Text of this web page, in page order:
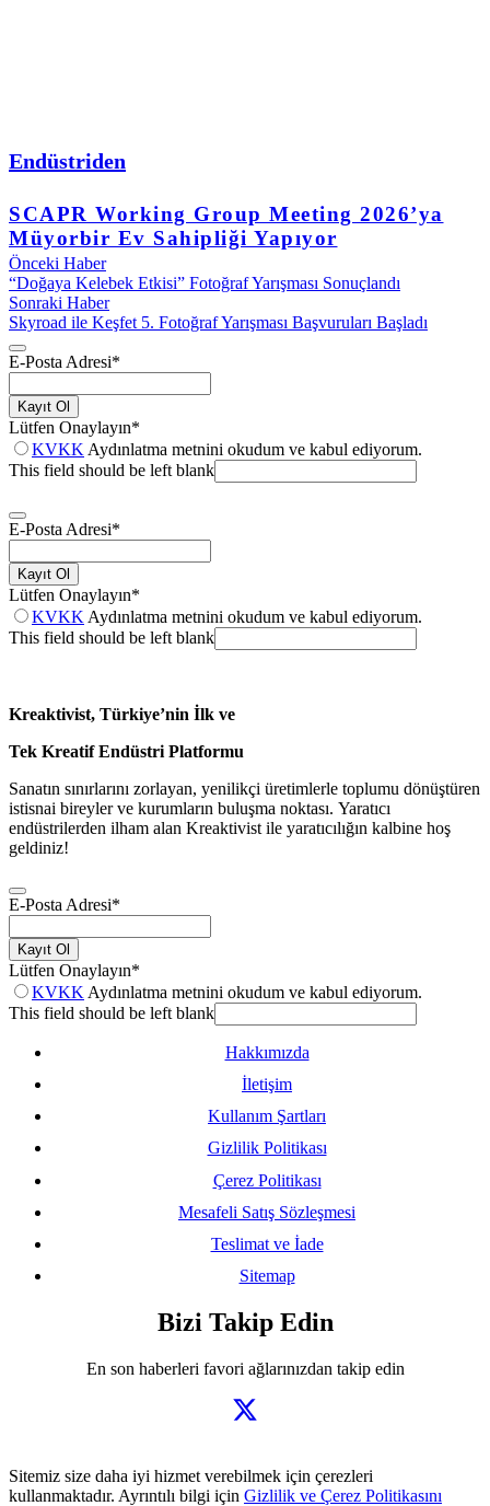
Endüstriden
SCAPR Working Group Meeting 2026’ya
Müyorbir Ev Sahipliği Yapıyor
Önceki Haber
“Doğaya Kelebek Etkisi” Fotoğraf Yarışması Sonuçlandı
Sonraki Haber
Skyroad ile Keşfet 5. Fotoğraf Yarışması Başvuruları Başladı
E-Posta Adresi*
Kayıt Ol
Lütfen Onaylayın*
KVKK Aydınlatma metnini okudum ve kabul ediyorum.
This field should be left blank
E-Posta Adresi*
Kayıt Ol
Lütfen Onaylayın*
KVKK Aydınlatma metnini okudum ve kabul ediyorum.
This field should be left blank
Kreaktivist, Türkiye’nin İlk ve
Tek Kreatif Endüstri Platformu
Sanatın sınırlarını zorlayan, yenilikçi üretimlerle toplumu dönüştüren
istisnai bireyler ve kurumların buluşma noktası. Yaratıcı
endüstrilerden ilham alan Kreaktivist ile yaratıcılığın kalbine hoş
geldiniz!
E-Posta Adresi*
Kayıt Ol
Lütfen Onaylayın*
KVKK Aydınlatma metnini okudum ve kabul ediyorum.
This field should be left blank
Hakkımızda
İletişim
Kullanım Şartları
Gizlilik Politikası
Çerez Politikası
Mesafeli Satış Sözleşmesi
Teslimat ve İade
Sitemap
Bizi Takip Edin
En son haberleri favori ağlarınızdan takip edin
Sitemiz size daha iyi hizmet verebilmek için çerezleri
kullanmaktadır. Ayrıntılı bilgi için Gizlilik ve Çerez Politikasını